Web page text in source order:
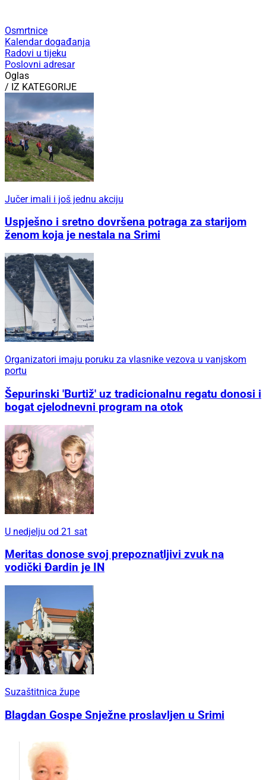
Osmrtnice
Kalendar događanja
Radovi u tijeku
Poslovni adresar
Oglas
/ IZ KATEGORIJE
Jučer imali i još jednu akciju
Uspješno i sretno dovršena potraga za starijom
ženom koja je nestala na Srimi
Organizatori imaju poruku za vlasnike vezova u vanjskom
portu
Šepurinski 'Burtiž' uz tradicionalnu regatu donosi i
bogat cjelodnevni program na otok
U nedjelju od 21 sat
Meritas donose svoj prepoznatljivi zvuk na
vodički Đardin je IN
Suzaštitnica župe
Blagdan Gospe Snježne proslavljen u Srimi